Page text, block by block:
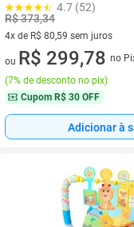
4.7 (52)
R$ 373,34
4x de R$ 80,59 sem juros
4 vez de R$ 80,59 sem juros
ou R$ 299,78 no
(7% de desconto no pix)
Cupom R$ 30 OFF
Adicionar à